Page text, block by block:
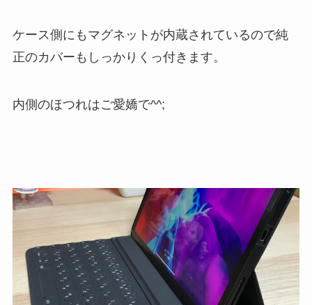
ケース側にもマグネットが内蔵されているので純
正のカバーもしっかりくっ付きます。
内側のほつれはご愛嬌で^^;